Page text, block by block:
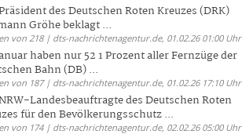
des Deutschen Roten Kreuzes (DRK)
Gröhe beklagt ...
von 218 | dts-nachrichtenagentur.de, 01.02.26 01:00 Uhr
haben nur 52 1 Prozent aller Fernzüge der
Bahn (DB) ...
von 187 | dts-nachrichtenagentur.de, 01.02.26 17:10 Uhr
Landesbeauftragte des Deutschen Roten
für den Bevölkerungsschutz ...
von 174 | dts-nachrichtenagentur.de, 02.02.26 05:00 Uhr